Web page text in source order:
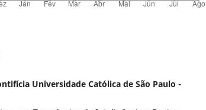
Universidade Católica de São Paulo -